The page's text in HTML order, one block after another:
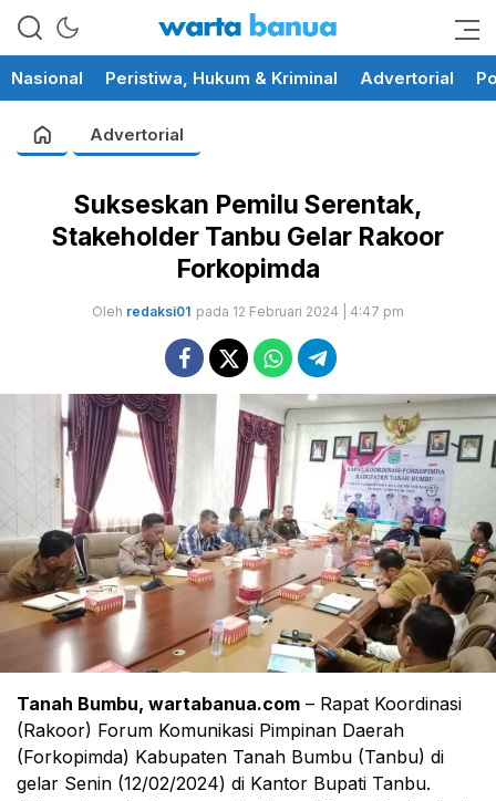
wartabanua.com
memberikan informasi yang
Nasional Peristiwa, Hukum & Kriminal Advertorial
Advertorial
Sukseskan Pemilu Serentak,
Stakeholder Tanbu Gelar Rakoor
Forkopimda
Oleh redaksi01 pada 12 Februari 2024 | 4:47 pm
Tanah Bumbu, wartabanua.com – Rapat Koordinasi
(Rakoor) Forum Komunikasi Pimpinan Daerah
(Forkopimda) Kabupaten Tanah Bumbu (Tanbu) di
gelar Senin (12/02/2024) di Kantor Bupati Tanbu.